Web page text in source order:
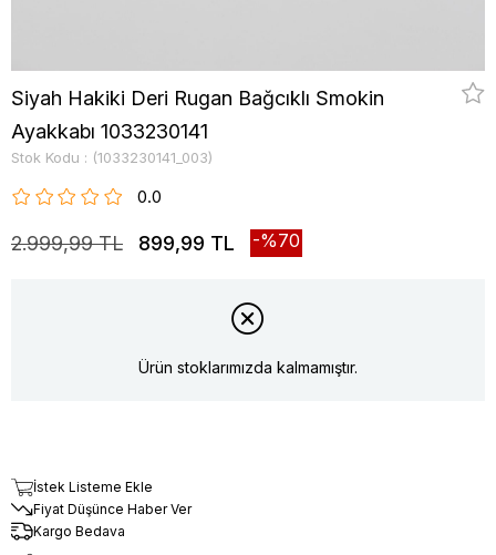
Siyah Hakiki Deri Rugan Bağcıklı Smokin
Ayakkabı 1033230141
Stok Kodu (1033230141_003)
0.0
2.999,99 TL 899,99 TL 70
Ürün stoklarımızda kalmamıştır.
İstek Listeme Ekle
Fiyat Düşünce Haber Ver
Kargo Bedava